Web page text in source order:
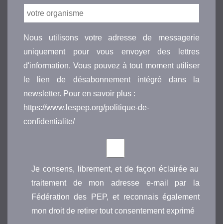
Nous utilisons votre adresse de messagerie
uniquement pour vous envoyer des lettres
d'information. Vous pouvez à tout moment utiliser
le lien de désabonnement intégré dans la
newsletter. Pour en savoir plus :
https://www.lespep.org/politique-de-
confidentialite/
Je consens, librement, et de façon éclairée au
traitement de mon adresse e-mail par la
Fédération des PEP, et reconnais également
mon droit de retirer tout consentement exprimé